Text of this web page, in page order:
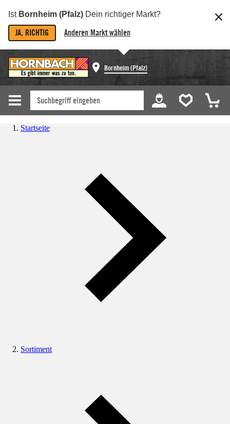
Ist Bornheim (Pfalz) Dein richtiger Markt?
JA, RICHTIG Anderen Markt wählen
Bornheim (Pfalz)
Startseite
Sortiment